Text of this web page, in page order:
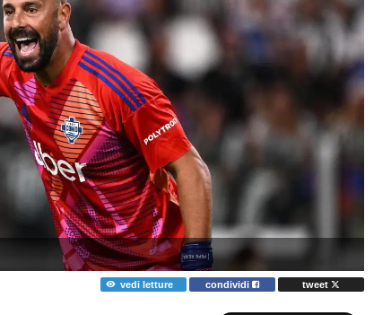
vedi letture condividi tweet